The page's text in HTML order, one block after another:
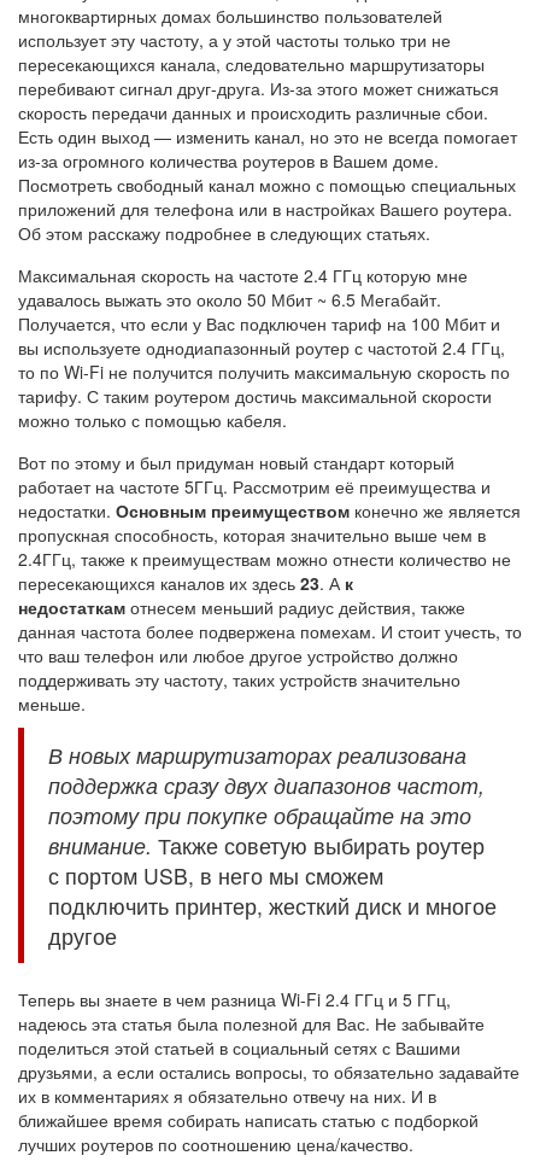
многоквартирных домах большинство пользователей
использует эту частоту, а у этой частоты только три не
пересекающихся канала, следовательно маршрутизаторы
перебивают сигнал друг-друга. Из-за этого может снижаться
скорость передачи данных и происходить различные сбои.
Есть один выход — изменить канал, но это не всегда помогает
из-за огромного количества роутеров в Вашем доме.
Посмотреть свободный канал можно с помощью специальных
приложений для телефона или в настройках Вашего роутера.
Об этом расскажу подробнее в следующих статьях.
Максимальная скорость на частоте 2.4 ГГц которую мне
удавалось выжать это около 50 Мбит ~ 6.5 Мегабайт.
Получается, что если у Вас подключен тариф на 100 Мбит и
вы используете однодиапазонный роутер с частотой 2.4 ГГц,
то по Wi-Fi не получится получить максимальную скорость по
тарифу. С таким роутером достичь максимальной скорости
можно только с помощью кабеля.
Вот по этому и был придуман новый стандарт который
работает на частоте 5ГГц. Рассмотрим её преимущества и
недостатки. Основным преимуществом конечно же является
пропускная способность, которая значительно выше чем в
2.4ГГц, также к преимуществам можно отнести количество не
пересекающихся каналов их здесь 23. А к
недостаткам отнесем меньший радиус действия, также
данная частота более подвержена помехам. И стоит учесть, то
что ваш телефон или любое другое устройство должно
поддерживать эту частоту, таких устройств значительно
меньше.
В новых маршрутизаторах реализована
поддержка сразу двух диапазонов частот,
поэтому при покупке обращайте на это
внимание. Также советую выбирать роутер
с портом USB, в него мы сможем
подключить принтер, жесткий диск и многое
другое
Теперь вы знаете в чем разница Wi-Fi 2.4 ГГц и 5 ГГц,
надеюсь эта статья была полезной для Вас. Не забывайте
поделиться этой статьей в социальный сетях с Вашими
друзьями, а если остались вопросы, то обязательно задавайте
их в комментариях я обязательно отвечу на них. И в
ближайшее время собирать написать статью с подборкой
лучших роутеров по соотношению цена/качество.